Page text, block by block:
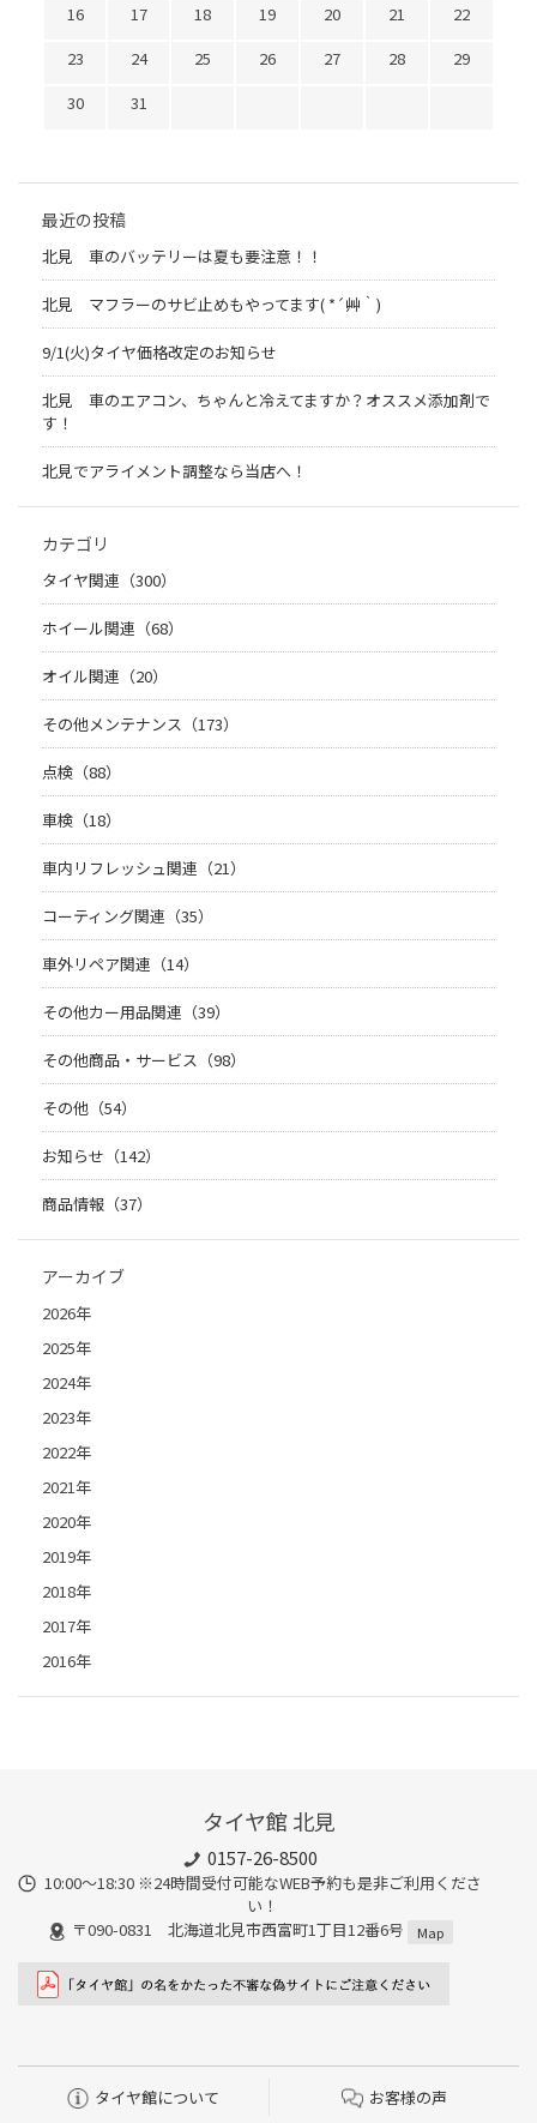
16
17 18 19 20 21
22
23
24 25 26 27 28
29
30
31
最近の投稿
北見 車のバッテリーは夏も要注意！！
北見 マフラーのサビ止めもやってます( *´艸｀)
9/1(火)タイヤ価格改定のお知らせ
北見 車のエアコン、ちゃんと冷えてますか？オススメ添加剤で
す！
北見でアライメント調整なら当店へ！
カテゴリ
タイヤ関連（300）
ホイール関連（68）
オイル関連（20）
その他メンテナンス（173）
点検（88）
車検（18）
車内リフレッシュ関連（21）
コーティング関連（35）
車外リペア関連（14）
その他カー用品関連（39）
その他商品・サービス（98）
その他（54）
お知らせ（142）
商品情報（37）
アーカイブ
2026年
2025年
2024年
2023年
2022年
2021年
2020年
2019年
2018年
2017年
2016年
タイヤ館 北見
0157-26-8500
10:00～18:30 ※24時間受付可能なWEB予約も是非ご利用くださ
い！
〒090-0831 北海道北見市西富町1丁目12番6号
Map
タイヤ館について お客様の声